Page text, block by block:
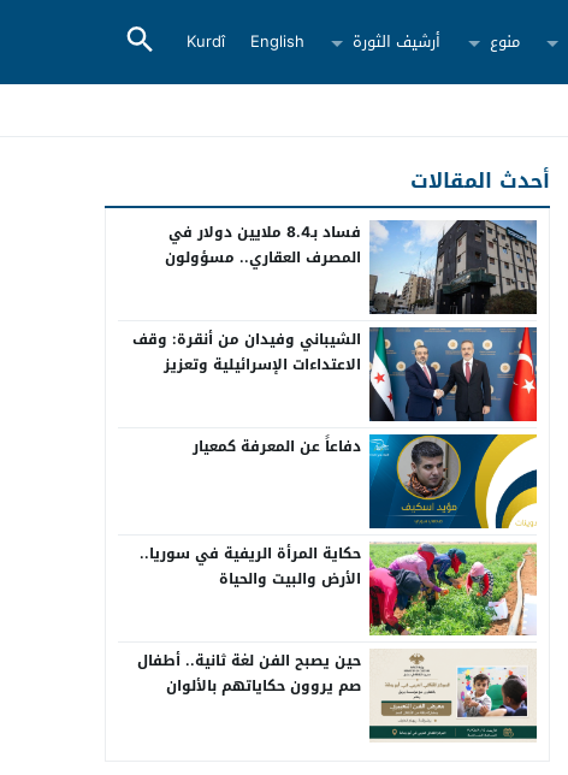
منوع أرشيف الثورة English
Kurdî
أحدث المقالات
فساد بـ8.4 ملايين دولار في
المصرف العقاري.. مسؤولون
الشيباني وفيدان من أنقرة: وقف
الاعتداءات الإسرائيلية وتعزيز
دفاعاً عن المعرفة كمعيار
حكاية المرأة الريفية في سوريا..
الأرض والبيت والحياة
حين يصبح الفن لغة ثانية.. أطفال
صم يروون حكاياتهم بالألوان